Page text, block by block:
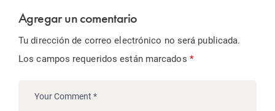
Agregar un comentario
Tu dirección de correo electrónico no será publicada.
Los campos requeridos están marcados *